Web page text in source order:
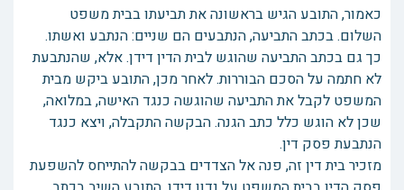
כאמור, התובע הגיש בראשונה את תביעתו בבית משפט
השלום. בכתב התביעה, הנתבעים הם שניים: הנתבע ואשתו.
כך גם בכתב התביעה שהוגש לבית הדין דידן. אלא, שהנתבעת
לא חתמה על הסכם הבוררות. לאחר מכן, התובע ביקש מבית
המשפט לקבל את התביעה שהוגשה כנגד האישה, במלואה,
שכן לא הוגש כלל כתב הגנה. הבקשה התקבלה, ויצא כנגד
הנתבעת פסק דין.
מזכיר בית דין זה, פנה אל הצדדים בבקשה להתייחס להשפעת